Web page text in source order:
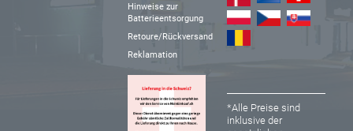
Hinweise zur
Batterieentsorgung
Retoure/Rückversand
Reklamation
*Alle Preise sind
inklusive der